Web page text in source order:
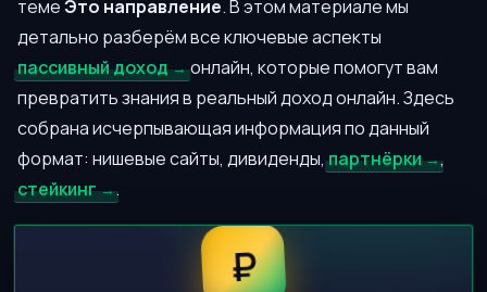
темеЭто направление. В этом материале мы
детально разберём все ключевые аспекты
пассивный доход
онлайн, которые помогут вам
превратить знания в реальный доход онлайн. Здесь
собрана исчерпывающая информация по данный
формат: нишевые сайты, дивиденды,партнёрки
,
стейкинг
.
₽